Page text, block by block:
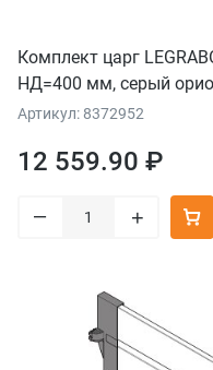
Комплект царг
НД=400 мм, серый
Артикул: 8372952
12 559.90 ₽
– +